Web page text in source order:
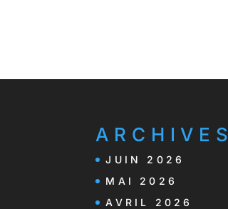
ARCHIVES
JUIN 2026
MAI 2026
AVRIL 2026